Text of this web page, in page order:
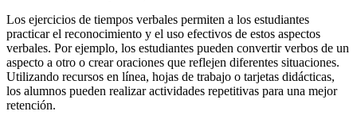
Los ejercicios de tiempos verbales permiten a los estudiantes
practicar el reconocimiento y el uso efectivos de estos aspectos
verbales. Por ejemplo, los estudiantes pueden convertir verbos de un
aspecto a otro o crear oraciones que reflejen diferentes situaciones.
Utilizando recursos en línea, hojas de trabajo o tarjetas didácticas,
los alumnos pueden realizar actividades repetitivas para una mejor
retención.